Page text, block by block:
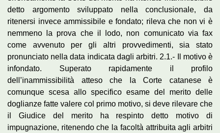
detto argomento sviluppato nella conclusionale, da
ritenersi invece ammissibile e fondato; rileva che non vi è
nemmeno la prova che il lodo, non comunicato via fax
come avvenuto per gli altri provvedimenti, sia stato
pronunciato nella data indicata dagli arbitri. 2.1.- Il motivo è
infondato. Superato rapidamente il profilo
dell’inammissibilità atteso che la Corte catanese è
comunque scesa allo specifico esame del merito delle
doglianze fatte valere col primo motivo, si deve rilevare che
il Giudice del merito ha respinto detto motivo di
impugnazione, ritenendo che la facoltà attribuita agli arbitri